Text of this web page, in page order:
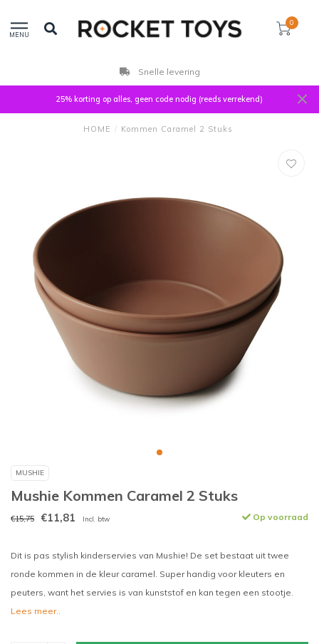
MENU
0
Snelle levering
25% korting op alles, geen code nodig (reeds verrekend)
HOME / Kommen Caramel 2 Stuks
MUSHIE
Mushie Kommen Caramel 2 Stuks
€15,75 €11,81 Incl. btw Op voorraad
Dit is pas stylish kinderservies van Mushie! De set bestaat uit twee
ronde kommen in de kleur caramel. Super handig voor kleuters en
peuters, want het servies is van kunststof en kan tegen een stootje.
Lees meer..